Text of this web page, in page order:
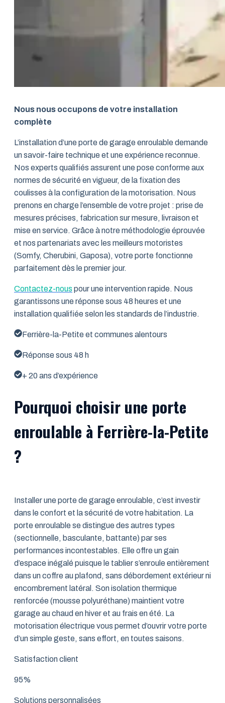
Nous nous occupons de votre installation
complète
L’installation d’une porte de garage enroulable demande
un savoir-faire technique et une expérience reconnue.
Nos experts qualifiés assurent une pose conforme aux
normes de sécurité en vigueur, de la fixation des
coulisses à la configuration de la motorisation. Nous
prenons en charge l’ensemble de votre projet : prise de
mesures précises, fabrication sur mesure, livraison et
mise en service. Grâce à notre méthodologie éprouvée
et nos partenariats avec les meilleurs motoristes
(Somfy, Cherubini, Gaposa), votre porte fonctionne
parfaitement dès le premier jour.
Contactez-nous pour une intervention rapide. Nous
garantissons une réponse sous 48 heures et une
installation qualifiée selon les standards de l’industrie.
Ferrière-la-Petite et communes alentours
Réponse sous 48 h
+ 20 ans d’expérience
Pourquoi choisir une porte
enroulable à Ferrière-la-Petite
?
Installer une porte de garage enroulable, c’est investir
dans le confort et la sécurité de votre habitation. La
porte enroulable se distingue des autres types
(sectionnelle, basculante, battante) par ses
performances incontestables. Elle offre un gain
d’espace inégalé puisque le tablier s’enroule entièrement
dans un coffre au plafond, sans débordement extérieur ni
encombrement latéral. Son isolation thermique
renforcée (mousse polyuréthane) maintient votre
garage au chaud en hiver et au frais en été. La
motorisation électrique vous permet d’ouvrir votre porte
d’un simple geste, sans effort, en toutes saisons.
Satisfaction client
95%
Solutions personnalisées